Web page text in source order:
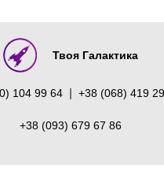
Твоя Галактика
104 99 64 +38 (068) 419
+38 (093) 679 67 86